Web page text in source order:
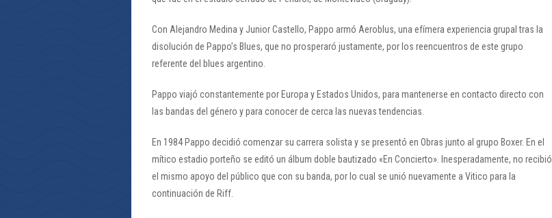
Con Alejandro Medina y Junior Castello, Pappo armó Aeroblus, una efímera experiencia grupal tras la
disolución de Pappo’s Blues, que no prosperaró justamente, por los reencuentros de este grupo
referente del blues argentino.
Pappo viajó constantemente por Europa y Estados Unidos, para mantenerse en contacto directo con
las bandas del género y para conocer de cerca las nuevas tendencias.
En 1984 Pappo decidió comenzar su carrera solista y se presentó en Obras junto al grupo Boxer. En el
mítico estadio porteño se editó un álbum doble bautizado «En Concierto». Inesperadamente, no recibió
el mismo apoyo del público que con su banda, por lo cual se unió nuevamente a Vitico para la
continuación de Riff.